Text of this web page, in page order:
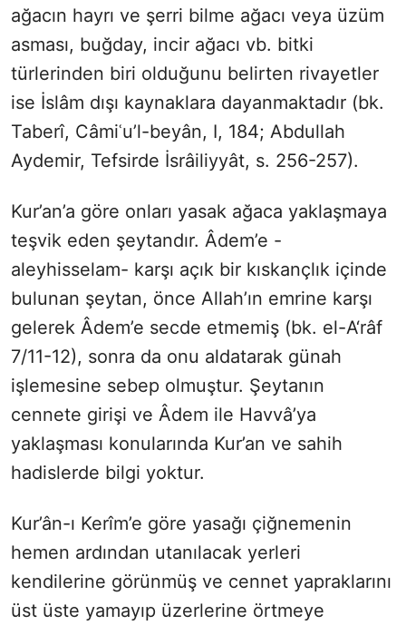
ağacın hayrı ve şerri bilme ağacı veya üzüm
asması, buğday, incir ağacı vb. bitki
türlerinden biri olduğunu belirten rivayetler
ise İslâm dışı kaynaklara dayanmaktadır (bk.
Taberî, Câmiʿu’l-beyân, I, 184; Abdullah
Aydemir, Tefsirde İsrâiliyyât, s. 256-257).
Kur’an’a göre onları yasak ağaca yaklaşmaya
teşvik eden şeytandır. Âdem’e -
aleyhisselam- karşı açık bir kıskançlık içinde
bulunan şeytan, önce Allah’ın emrine karşı
gelerek Âdem’e secde etmemiş (bk. el-A‘râf
7/11-12), sonra da onu aldatarak günah
işlemesine sebep olmuştur. Şeytanın
cennete girişi ve Âdem ile Havvâ’ya
yaklaşması konularında Kur’an ve sahih
hadislerde bilgi yoktur.
Kur’ân-ı Kerîm’e göre yasağı çiğnemenin
hemen ardından utanılacak yerleri
kendilerine görünmüş ve cennet yapraklarını
üst üste yamayıp üzerlerine örtmeye